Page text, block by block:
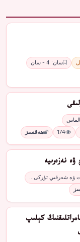
سان: 4 - سان
174 ھەقسىز
نەزەرىيە
ۋە شەرقىي تۈركى…
كېلىپ